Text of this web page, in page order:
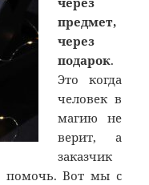
предмет,
через
подарок.
Это когда
человек в
магию не
верит, а
заказчик
помочь. Вот мы с